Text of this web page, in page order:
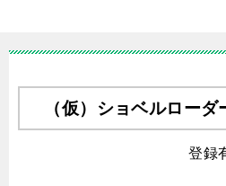
（仮）ショベルロー
登録